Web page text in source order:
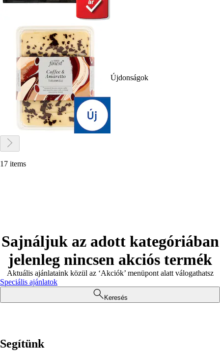
Újdonságok
17 items
Sajnáljuk az adott kategóriában
jelenleg nincsen akciós termék
Aktuális ajánlataink közül az ‘Akciók’ menüpont alatt válogathatsz
Speciális ajánlatok
Keresés
Segítünk